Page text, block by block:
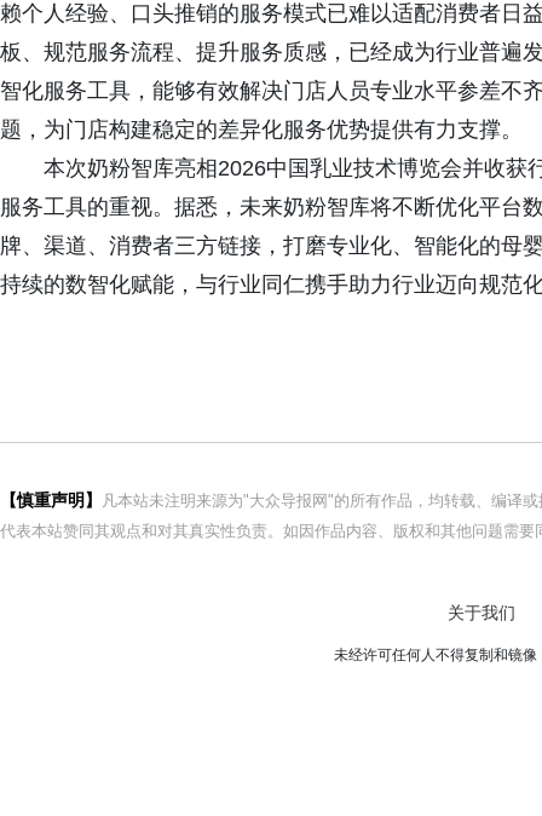
赖个人经验、口头推销的服务模式已难以适配消费者日
板、规范服务流程、提升服务质感，已经成为行业普遍
智化服务工具，能够有效解决门店人员专业水平参差不
题，为门店构建稳定的差异化服务优势提供有力支撑。
本次奶粉智库亮相2026中国乳业技术博览会并收
服务工具的重视。据悉，未来奶粉智库将不断优化平台
牌、渠道、消费者三方链接，打磨专业化、智能化的母
持续的数智化赋能，与行业同仁携手助力行业迈向规范
【慎重声明】
凡本站未注明来源为"大众导报网"的所有作品，均转载、编译
代表本站赞同其观点和对其真实性负责。如因作品内容、版权和其他问题需
关于我们
未经许可任何人不得复制和镜